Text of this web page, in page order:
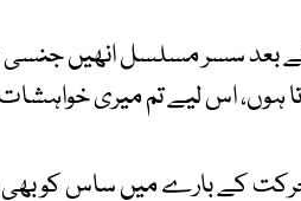
بعد سسر مسلسل انھیں جنسی
ہوں، اس لیے تم میری
کے بارے میں ساس کو بھی